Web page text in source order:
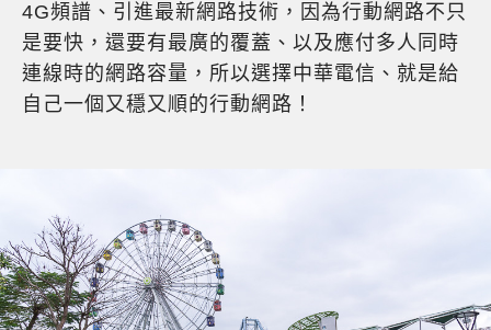
4G頻譜、引進最新網路技術，因為行動網路不只
是要快，還要有最廣的覆蓋、以及應付多人同時
連線時的網路容量，所以選擇中華電信、就是給
自己一個又穩又順的行動網路！